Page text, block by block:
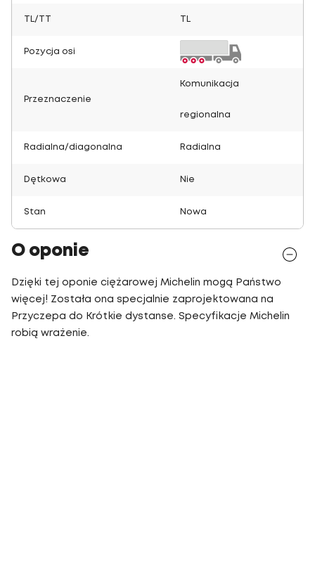
TL/TT
Pozycja osi
Przeznaczenie
Komunikacja
regionalna
Radialna/diagonalna Radialna
Dętkowa Nie
Stan Nowa
O oponie
Dzięki tej oponie ciężarowej Michelin mogą Państwo
więcej! Została ona specjalnie zaprojektowana na
Przyczepa do Krótkie dystanse. Specyfikacje Michelin
robią wrażenie.